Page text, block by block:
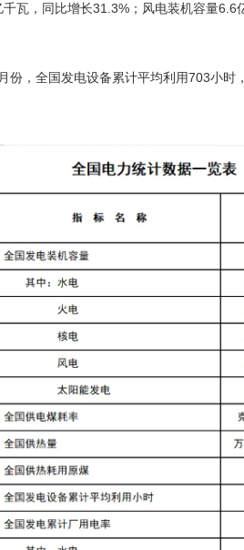
瓦，同比增长31.3%；风电装机容量6.6
，全国发电设备累计平均利用703小时